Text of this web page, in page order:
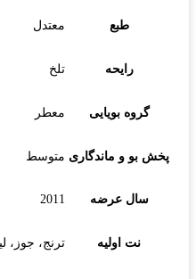
طبع معتدل
رایحه تلخ
گروه بویایی معطر
پخش بو و ماندگاری متوسط
سال عرضه 2011
نت اولیه ترنج، جوز،